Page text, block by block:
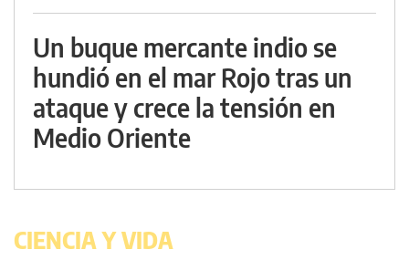
Un buque mercante indio se
hundió en el mar Rojo tras un
ataque y crece la tensión en
Medio Oriente
CIENCIA Y VIDA